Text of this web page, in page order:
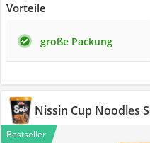
Vorteile
große Packung
Nissin Cup Noodles
Bestseller